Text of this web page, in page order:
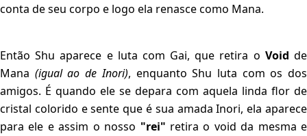
conta de seu corpo e logo ela renasce como Mana.
Então Shu aparece e luta com Gai, que retira o Void de
Mana (igual ao de Inori), enquanto Shu luta com os dos
amigos. É quando ele se depara com aquela linda flor de
cristal colorido e sente que é sua amada Inori, ela aparece
para ele e assim o nosso "rei" retira o void da mesma e